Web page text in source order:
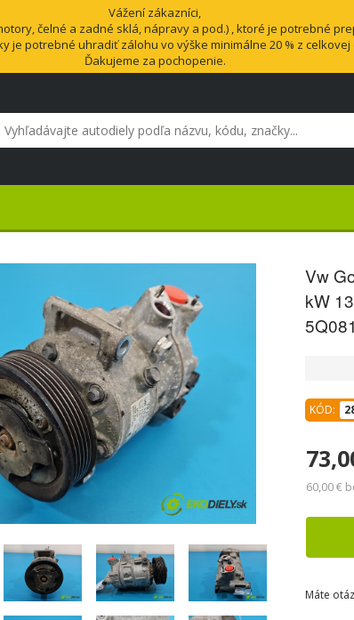
Vážení zákazníci,
čelné a zadné sklá, nápravy a pod.) , ktoré je potrebné
je potrebné uhradiť zálohu vo výške minimálne 20 % z
Ďakujeme za pochopenie.
Vw
kW
KÓD:
60,00 €
Máte